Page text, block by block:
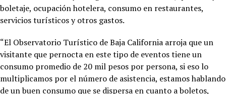
boletaje, ocupación hotelera, consumo en restaurantes,
servicios turísticos y otros gastos.
“El Observatorio Turístico de Baja California arroja que un
visitante que pernocta en este tipo de eventos tiene un
consumo promedio de 20 mil pesos por persona, si eso lo
multiplicamos por el número de asistencia, estamos hablando
de un buen consumo que se dispersa en cuanto a boletos,